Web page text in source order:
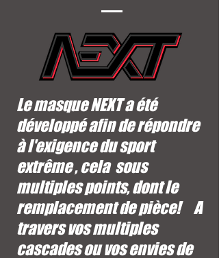
Le masque NEXT a été
développé afin de répondre
à l'exigence du sport
extrême , cela sous
multiples points, dont le
remplacement de pièce! A
travers vos multiples
cascades ou vos envies de